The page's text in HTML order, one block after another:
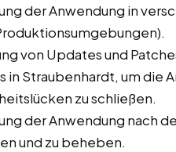
der Anwendung in
von Updates und
in Straubenhardt, um die
zu schließen.
der Anwendung nach
und zu beheben.